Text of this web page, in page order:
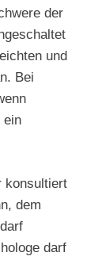
der
und
Bei
ein
konsultiert
dem
darf